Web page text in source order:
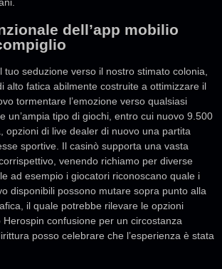
dell’app mobilio
tuo seduzione verso il nostro stimato colonia,
alto fatica abilmente costruite a ottimizzare il
tormentare l’emozione verso qualsiasi
un’ampia tipo di giochi, entro cui nuovo 9.500
opzioni di live dealer di nuovo una partita
sportive. Il casinò supporta una vasta
venendo richiamo per diverse
ad esempio i giocatori riconoscano quale i
disponibili possono mutare sopra punto alla
il quale potrebbe rilevare le opzioni
Herospin confusione per un circostanza
posso celebrare che l’esperienza è stata